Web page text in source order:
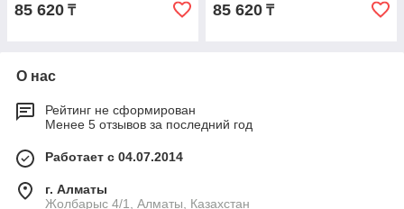
85 620 ₸ 85 620 ₸
О нас
Рейтинг не сформирован
Менее 5 отзывов за последний год
Работает с 04.07.2014
г. Алматы
Жолбарыс 4/1, Алматы, Казахстан